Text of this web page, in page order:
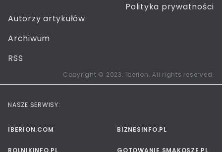
Polityka prywatności
Autorzy artykułów
Archiwum
RSS
Copyright © 2023. Iberion. All rights reserved.
NASZE SERWISY:
IBERION.COM BIZNESINFO.PL
ROLNIKINFO.PL GOTOWANIE.SMAKOSZE.PL